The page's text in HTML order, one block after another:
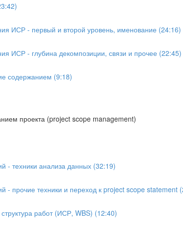
ИСР - первый и второй уровень, именование (24:16)
ИСР - глубина декомпозиции, связи и прочее (22:45)
содержанием (9:18)
проекта (project scope management)
- техники анализа данных (32:19)
- прочие техники и переход к project scope statement
работ (ИСР, WBS) (12:40)